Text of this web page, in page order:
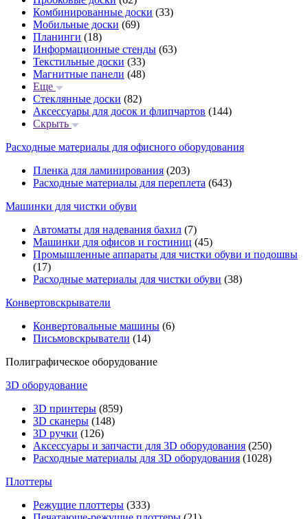
Комбинированные доски (33)
Мобильные доски (69)
Планинги (18)
Информационные стенды (63)
Текстильные доски (33)
Магнитные панели (48)
Еще
Стеклянные доски (82)
Аксессуары для досок и флипчартов (144)
Скрыть
Расходные материалы для офисного оборудования
Пленка для ламинирования (203)
Расходные материалы для переплета (643)
Машинки для чистки обуви
Автоматы для надевания бахил (7)
Машинки для офисов и гостиниц (45)
Промышленные аппараты для чистки обуви и подошвы
(17)
Расходные материалы для чистки обуви (38)
Конвертовскрыватели
Конвертовальные машины (6)
Письмовскрыватели (14)
Полиграфическое оборудование
3D оборудование
3D принтеры (859)
3D сканеры (148)
3D ручки (126)
Аксессуары и запчасти для 3D оборудования (250)
Расходные материалы для 3D оборудования (1028)
Плоттеры
Режущие плоттеры (333)